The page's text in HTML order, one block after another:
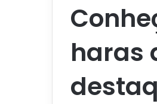
haras